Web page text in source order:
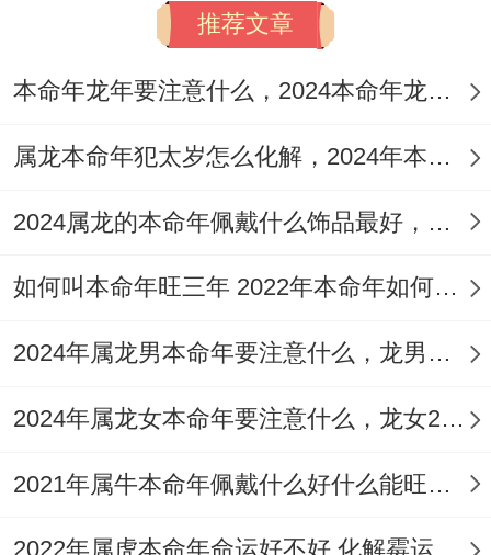
1997年属牛2021年运势犯太岁
佩戴本命年吉祥物
再2021年，97年属牛人本命年要想流年运势
去拜拜太岁祈福，通过拜太岁、躲太岁等方
式来躲开不利气场。
化太岁的吉祥物~比如祥安阁化太岁锦囊、
化太岁符等等~要看自己佩戴的符与锦囊都
睡觉的时候最好取下,以免弄湿弄皱或者造成
破损。
推荐文章
本命年龙年要注意什么，2024本命年龙人注意3点
属龙本命年犯太岁怎么化解，2024年本命年属龙的化解秘诀
2024属龙的本命年佩戴什么饰品最好，本命年属龙幸运饰品盘点
如何叫本命年旺三年 2022年本命年如何增强运势
2024年属龙男本命年要注意什么，龙男命2024年本命年注意须知
2024年属龙女本命年要注意什么，龙女2024年本命年注意4要点
2021年属牛本命年佩戴什么好什么能旺运？